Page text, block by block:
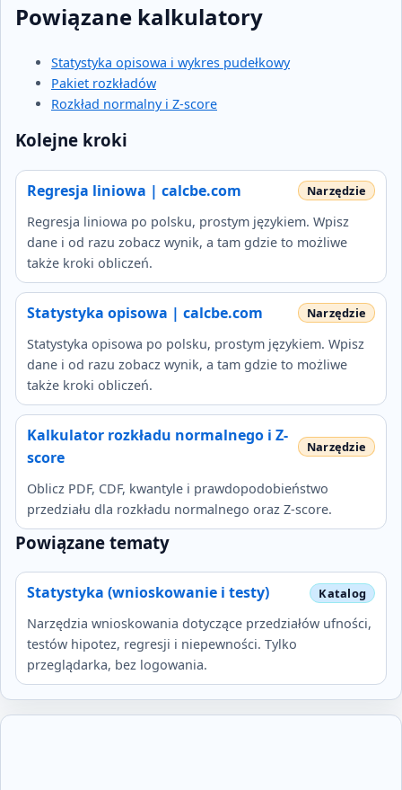
Powiązane kalkulatory
Statystyka opisowa i wykres pudełkowy
Pakiet rozkładów
Rozkład normalny i Z-score
Kolejne kroki
Regresja liniowa | calcbe.com
Regresja liniowa po polsku, prostym językiem. Wpisz
dane i od razu zobacz wynik, a tam gdzie to możliwe
także kroki obliczeń.
Statystyka opisowa | calcbe.com
Statystyka opisowa po polsku, prostym językiem. Wpisz
dane i od razu zobacz wynik, a tam gdzie to możliwe
także kroki obliczeń.
Kalkulator rozkładu normalnego i Z-
score
Oblicz PDF, CDF, kwantyle i prawdopodobieństwo
przedziału dla rozkładu normalnego oraz Z-score.
Powiązane tematy
Statystyka (wnioskowanie i testy)
Narzędzia wnioskowania dotyczące przedziałów ufności,
testów hipotez, regresji i niepewności. Tylko
przeglądarka, bez logowania.